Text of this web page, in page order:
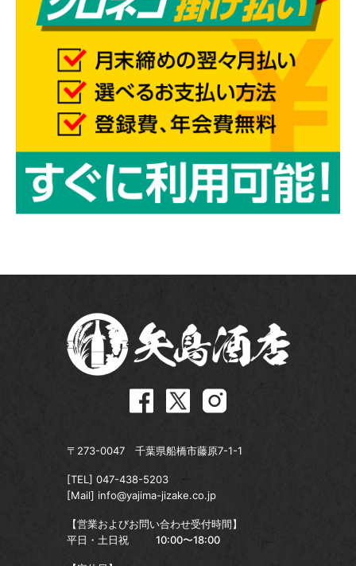
〒273-0047 千葉県船橋市藤原7-1-1
[TEL] 047-438-5203
[Mail] info@yajima-jizake.co.jp
【営業およびお問い合わせ受付時間】
平日・土日祝
10:00〜18:00